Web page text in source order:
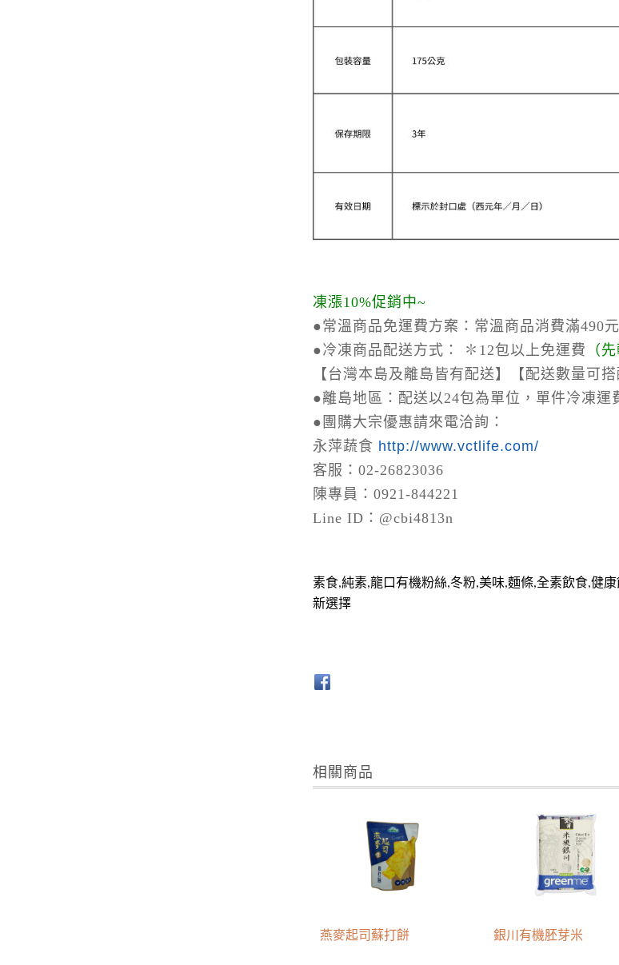
凍漲10%促銷中~
●常溫商品免運費方案： 常溫商品消費滿490
●冷凍商品配送方式：
✽12包以上免運費 （
【台灣本島及離島皆有配送】【配送數量可
●離島地區： 配送以24包為單位，單件冷凍運
● 團購大宗優惠請來電洽詢：
永萍蔬食 http://www.vctlife.com/
客服：02-26823036
陳專員：0921-844221
Line ID：@cbi4813n
素食,純素,龍口有機粉絲,冬粉,美味,麵條,全素飲食,健
新選擇
相關商品
燕麥起司蘇打餅 銀川有機胚芽米